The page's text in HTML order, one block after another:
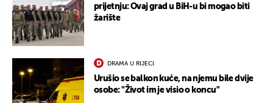
prijetnju: Ovaj grad u BiH-u bi mogao biti
žarište
DRAMA U RIJECI
Urušio se balkon kuće, na njemu bile dvije
osobe: "Život im je visio o koncu"